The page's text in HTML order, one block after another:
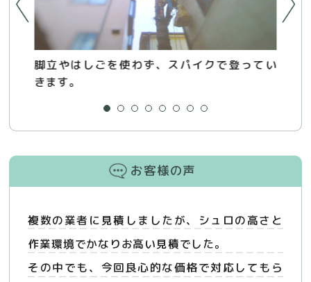
脚立やはしごを使わず、スパイクで登ってい
きます。
お客様の声
複数の業者に見積しましたが、シュロの高さと
作業環境でかなりお高い見積でした。
その中でも、今回良心的な価格で対応してもら